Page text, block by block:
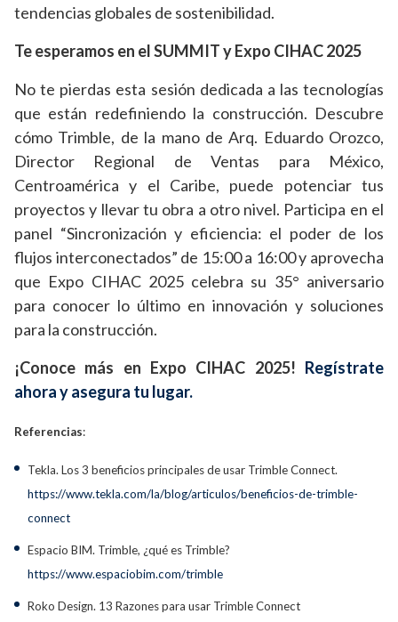
tendencias globales de sostenibilidad.
Te esperamos en el SUMMIT y Expo CIHAC 2025
No te pierdas esta sesión dedicada a las tecnologías
que están redefiniendo la construcción. Descubre
cómo Trimble, de la mano de Arq. Eduardo Orozco,
Director Regional de Ventas para México,
Centroamérica y el Caribe, puede potenciar tus
proyectos y llevar tu obra a otro nivel. Participa en el
panel “Sincronización y eficiencia: el poder de los
flujos interconectados” de 15:00 a 16:00 y aprovecha
que Expo CIHAC 2025 celebra su 35° aniversario
para conocer lo último en innovación y soluciones
para la construcción.
¡Conoce más en Expo CIHAC 2025! Regístrate
ahora y asegura tu lugar.
Referencias:
Tekla. Los 3 beneficios principales de usar Trimble Connect.
https://www.tekla.com/la/blog/articulos/beneficios-de-trimble-
connect
Espacio BIM. Trimble, ¿qué es Trimble?
https://www.espaciobim.com/trimble
Roko Design. 13 Razones para usar Trimble Connect